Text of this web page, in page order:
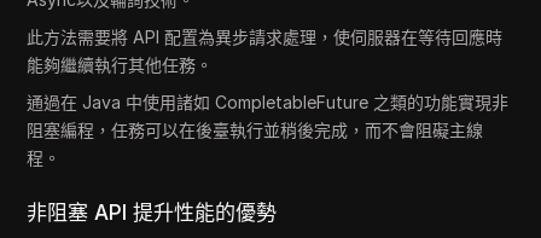
此方法需要將 API 配置為異步請求處理，使伺服器在等待回應時
能夠繼續執行其他任務。
通過在 Java 中使用諸如 CompletableFuture 之類的功能實現非
阻塞編程，任務可以在後臺執行並稍後完成，而不會阻礙主線
程。
非阻塞 API 提升性能的優勢